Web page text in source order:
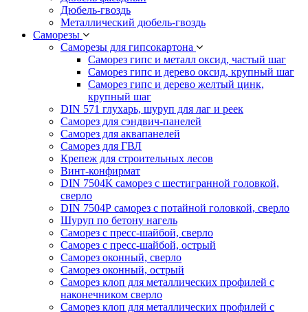
Дюбель-гвоздь
Металлический дюбель-гвоздь
Саморезы
Саморезы для гипсокартона
Саморез гипс и металл оксид, частый шаг
Саморез гипс и дерево оксид, крупный шаг
Саморез гипс и дерево желтый цинк,
крупный шаг
DIN 571 глухарь, шуруп для лаг и реек
Саморез для сэндвич-панелей
Саморез для аквапанелей
Саморез для ГВЛ
Крепеж для строительных лесов
Винт-конфирмат
DIN 7504К саморез с шестигранной головкой,
сверло
DIN 7504Р саморез с потайной головкой, сверло
Шуруп по бетону нагель
Саморез с пресс-шайбой, сверло
Саморез с пресс-шайбой, острый
Саморез оконный, сверло
Саморез оконный, острый
Саморез клоп для металлических профилей с
наконечником сверло
Саморез клоп для металлических профилей с